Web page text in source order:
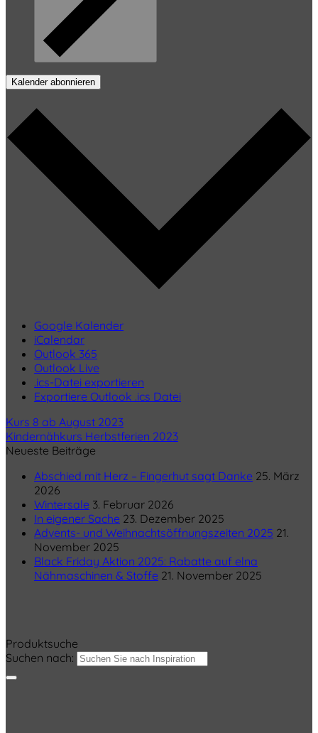
Kalender abonnieren
Google Kalender
iCalendar
Outlook 365
Outlook Live
.ics-Datei exportieren
Exportiere Outlook .ics Datei
Kurs 8 ab August 2023
Kindernähkurs Herbstferien 2023
Neueste Beiträge
Abschied mit Herz – Fingerhut sagt Danke 25. März
2026
Wintersale 3. Februar 2026
In eigener Sache 23. Dezember 2025
Advents- und Weihnachtsöffnungszeiten 2025 21.
November 2025
Black Friday Aktion 2025: Rabatte auf elna
Nähmaschinen & Stoffe 21. November 2025
Produktsuche
Suchen nach: